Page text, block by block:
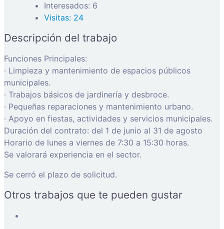
Interesados: 6
Visitas: 24
Descripción del trabajo
Funciones Principales:
· Limpieza y mantenimiento de espacios públicos
municipales.
· Trabajos básicos de jardinería y desbroce.
· Pequeñas reparaciones y mantenimiento urbano.
· Apoyo en fiestas, actividades y servicios municipales.
Duración del contrato: del 1 de junio al 31 de agosto
Horario de lunes a viernes de 7:30 a 15:30 horas.
Se valorará experiencia en el sector.
Se cerró el plazo de solicitud.
Otros trabajos que te pueden gustar